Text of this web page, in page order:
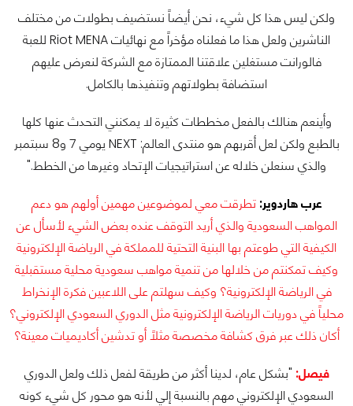
ولكن ليس هذا كل شيء، نحن أيضاً نستضيف بطولات من مختلف
الناشرين ولعل هذا ما فعلناه مؤخراً مع نهائيات Riot MENA للعبة
فالورانت مستغلين علاقتنا الممتازة مع الشركة لنعرض عليهم
استضافة بطولاتهم وتنفيذها بالكامل.
وأينعم هنالك بالفعل مخططات كثيرة لا يمكنني التحدث عنها كلها
بالطبع ولكن لعل أقربهم هو منتدى العالم: NEXT يومي 7 و8 سبتمبر
والذي سنعلن خلاله عن استراتيجيات الإتحاد وغيرها من الخطط."
عرب هاردوير:تطرقت معي لموضوعين مهمين أولهم هو دعم
المواهب السعودية والذي أريد التوقف عنده بعض الشيء لأسأل عن
الكيفية التي طوعتم بها البنية التحتية للمملكة في الرياضة الإلكترونية
وكيف تمكنتم من خلالها من تنمية مواهب سعودية محلية مستقبلية
في الرياضة الإلكترونية؟ وكيف سهلتم على اللاعبين فكرة الإنخراط
محلياً في دوريات الرياضة الإلكترونية مثل الدوري السعودي الإلكتروني؟
أكان ذلك عبر فرق كشافة مخصصة مثلاً أو تدشين أكاديميات معينة؟
فيصل: "بشكل عام، لدينا أكثر من طريقة لفعل ذلك ولعل الدوري
السعودي الإلكتروني مهم بالنسبة إلي لأنه هو محور كل شيء كونه